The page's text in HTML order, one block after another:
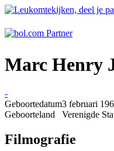
Marc Henry
-
Geboortedatum3 februari
Geboorteland
Verenigde
Filmografie